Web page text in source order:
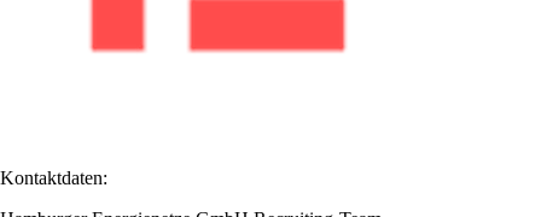
Kontaktdaten: